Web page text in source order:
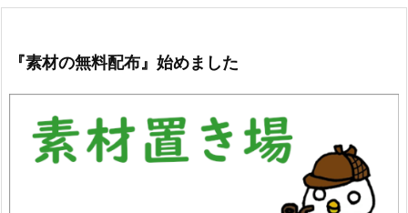
『素材の無料配布』始めました